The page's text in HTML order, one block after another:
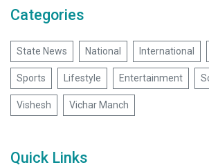
Categories
State News National International
Sports Lifestyle Entertainment
Vishesh Vichar Manch
Quick Links